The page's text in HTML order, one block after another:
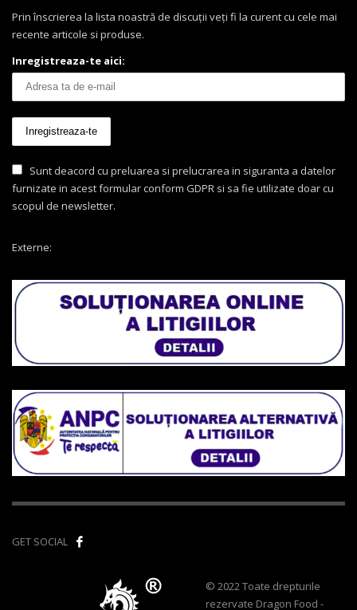
Prin înscrierea la lista noastră de discuții veți fi la curent cu cele mai
recente articole si produse.
Inregistreaza-te aici:
Sunt deacord cu preluarea si prelucrarea in siguranta a datelor
furnizate in acest formular conform GDPR si sa fie utilizate doar cu
scopul de newsletter.
Externe:
GET SOCIAL
© 2022 Toate drepturile
rezervate Dragon Food -